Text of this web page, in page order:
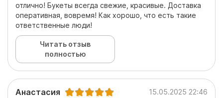
отлично! Букеты всегда свежие, красивые. Доставка
оперативная, вовремя! Как хорошо, что есть такие
ответственные люди!
Читать отзыв
полностью
Анастасия 15.05.2025 22:46